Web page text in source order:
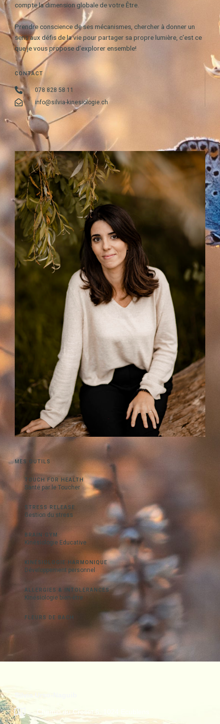
compte la dimension globale de votre Être.
Prendre conscience de ses mécanismes, chercher à donner un
sens aux défis de la vie pour partager sa propre lumière, c’est ce
que je vous propose d’explorer ensemble!
CONTACT
078 828 58 11
info@silvia-kinesiologie.ch
MES OUTILS
TOUCH FOR HEALTH
Santé par le Toucher
STRESS RELEASE
Gestion du stress
BRAIN GYM
Kinésiologie Educative
KINÉSIOLOGIE HARMONIQUE
Développement personnel
ALLERGIES & INTOLERANCES
Kinésiologie bien-être
FLEURS DE BACH
Silvia Urso-Naguib
Chemin du Croset 6, 1024 Ecublens